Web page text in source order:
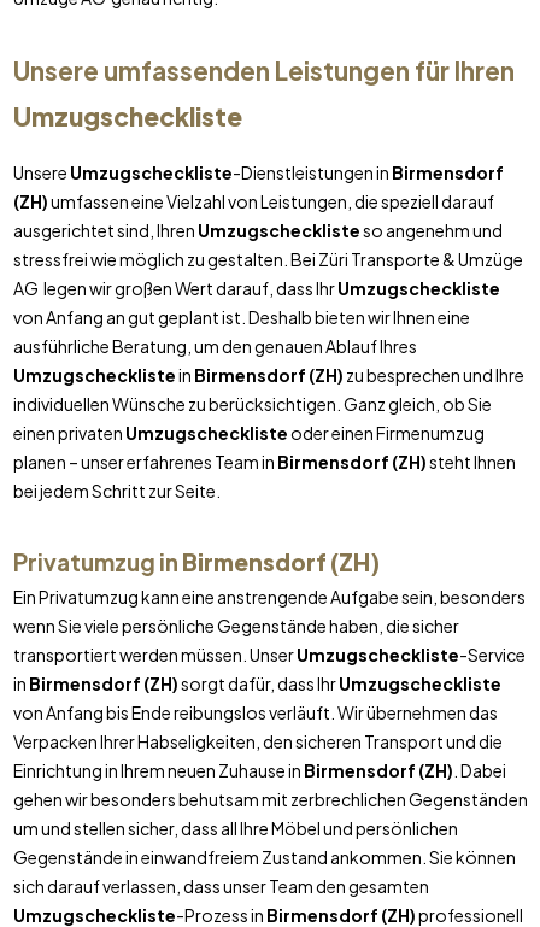
Unsere umfassenden Leistungen für Ihren
Umzugscheckliste
Unsere Umzugscheckliste-Dienstleistungen in Birmensdorf
(ZH)umfassen eine Vielzahl von Leistungen, die speziell darauf
ausgerichtet sind, Ihren Umzugschecklisteso angenehm und
stressfrei wie möglich zu gestalten. Bei Züri Transporte & Umzüge
AG legen wir großen Wert darauf, dass IhrUmzugscheckliste
von Anfang an gut geplant ist. Deshalb bieten wir Ihnen eine
ausführliche Beratung, um den genauen Ablauf Ihres
Umzugschecklistein Birmensdorf (ZH) zu besprechen und Ihre
individuellen Wünsche zu berücksichtigen. Ganz gleich, ob Sie
einen privaten Umzugschecklisteoder einen Firmenumzug
planen – unser erfahrenes Team in Birmensdorf (ZH)steht Ihnen
bei jedem Schritt zur Seite.
Privatumzug in Birmensdorf (ZH)
Ein Privatumzug kann eine anstrengende Aufgabe sein, besonders
wenn Sie viele persönliche Gegenstände haben, die sicher
transportiert werden müssen. UnserUmzugscheckliste-Service
in Birmensdorf (ZH)sorgt dafür, dass IhrUmzugscheckliste
von Anfang bis Ende reibungslos verläuft. Wir übernehmen das
Verpacken Ihrer Habseligkeiten, den sicheren Transport und die
Einrichtung in Ihrem neuen Zuhause in Birmensdorf (ZH) . Dabei
gehen wir besonders behutsam mit zerbrechlichen Gegenständen
um und stellen sicher, dass all Ihre Möbel und persönlichen
Gegenstände in einwandfreiem Zustand ankommen. Sie können
sich darauf verlassen, dass unser Team den gesamten
Umzugscheckliste-Prozess in Birmensdorf (ZH)professionell